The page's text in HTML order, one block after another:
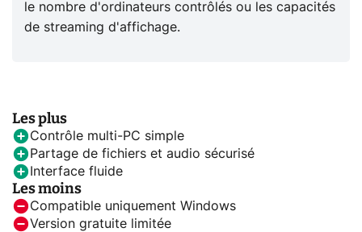
le nombre d'ordinateurs contrôlés ou les capacités
de streaming d'affichage.
Les plus
Contrôle multi-PC simple
Partage de fichiers et audio sécurisé
Interface fluide
Les moins
Compatible uniquement Windows
Version gratuite limitée